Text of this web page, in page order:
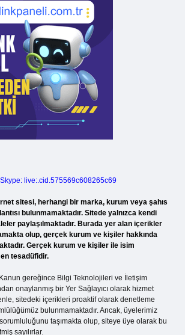
Skype: live:.cid.575569c608265c69
sitesi, herhangi bir marka, kurum veya şahıs
bulunmamaktadır. Sitede yalnızca kendi
paylaşılmaktadır. Burada yer alan içerikler
olup, gerçek kurum ve kişiler hakkında
Gerçek kurum ve kişiler ile isim
tesadüfidir.
gereğince Bilgi Teknolojileri ve İletişim
onaylanmış bir Yer Sağlayıcı olarak hizmet
sitedeki içerikleri proaktif olarak denetleme
bulunmamaktadır. Ancak, üyelerimiz
taşımakta olup, siteye üye olarak bu
sayılırlar.